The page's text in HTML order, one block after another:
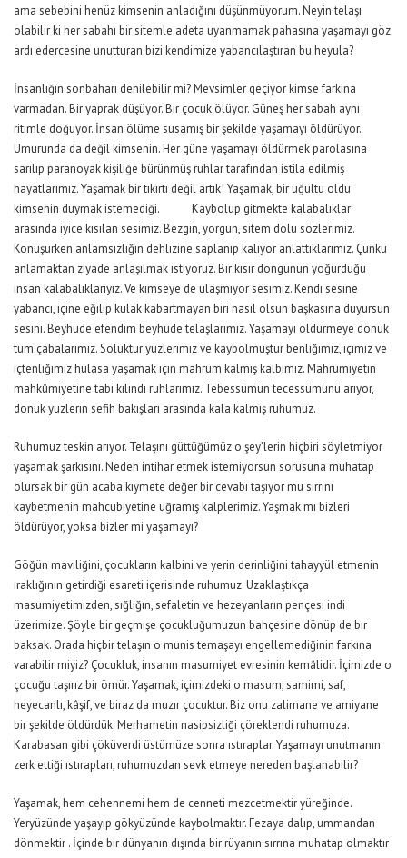
ama sebebini henüz kimsenin anladığını düşünmüyorum. Neyin telaşı
olabilir ki her sabahı bir sitemle adeta uyanmamak pahasına yaşamayı göz
ardı edercesine unutturan bizi kendimize yabancılaştıran bu heyula?
İnsanlığın sonbaharı denilebilir mi? Mevsimler geçiyor kimse farkına
varmadan. Bir yaprak düşüyor. Bir çocuk ölüyor. Güneş her sabah aynı
ritimle doğuyor. İnsan ölüme susamış bir şekilde yaşamayı öldürüyor.
Umurunda da değil kimsenin. Her güne yaşamayı öldürmek parolasına
sarılıp paranoyak kişiliğe bürünmüş ruhlar tarafından istila edilmiş
hayatlarımız. Yaşamak bir tıkırtı değil artık! Yaşamak, bir uğultu oldu
kimsenin duymak istemediği. Kaybolup gitmekte kalabalıklar
arasında iyice kısılan sesimiz. Bezgin, yorgun, sitem dolu sözlerimiz.
Konuşurken anlamsızlığın dehlizine saplanıp kalıyor anlattıklarımız. Çünkü
anlamaktan ziyade anlaşılmak istiyoruz. Bir kısır döngünün yoğurduğu
insan kalabalıklarıyız. Ve kimseye de ulaşmıyor sesimiz. Kendi sesine
yabancı, içine eğilip kulak kabartmayan biri nasıl olsun başkasına duyursun
sesini. Beyhude efendim beyhude telaşlarımız. Yaşamayı öldürmeye dönük
tüm çabalarımız. Soluktur yüzlerimiz ve kaybolmuştur benliğimiz, içimiz ve
içtenliğimiz hülasa yaşamak için mahrum kalmış kalbimiz. Mahrumiyetin
mahkûmiyetine tabi kılındı ruhlarımız. Tebessümün tecessümünü arıyor,
donuk yüzlerin sefih bakışları arasında kala kalmış ruhumuz.
Ruhumuz teskin arıyor. Telaşını güttüğümüz o şey’lerin hiçbiri söyletmiyor
yaşamak şarkısını. Neden intihar etmek istemiyorsun sorusuna muhatap
olursak bir gün acaba kıymete değer bir cevabı taşıyor mu sırrını
kaybetmenin mahcubiyetine uğramış kalplerimiz. Yaşmak mı bizleri
öldürüyor, yoksa bizler mi yaşamayı?
Göğün maviliğini, çocukların kalbini ve yerin derinliğini tahayyül etmenin
ıraklığının getirdiği esareti içerisinde ruhumuz. Uzaklaştıkça
masumiyetimizden, sığlığın, sefaletin ve hezeyanların pençesi indi
üzerimize. Şöyle bir geçmişe çocukluğumuzun bahçesine dönüp de bir
baksak. Orada hiçbir telaşın o munis temaşayı engellemediğinin farkına
varabilir miyiz? Çocukluk, insanın masumiyet evresinin kemâlidir. İçimizde o
çocuğu taşırız bir ömür. Yaşamak, içimizdeki o masum, samimi, saf,
heyecanlı, kâşif, ve biraz da muzır çocuktur. Biz onu zalimane ve amiyane
bir şekilde öldürdük. Merhametin nasipsizliği çöreklendi ruhumuza.
Karabasan gibi çöküverdi üstümüze sonra ıstıraplar. Yaşamayı unutmanın
zerk ettiği ıstırapları, ruhumuzdan sevk etmeye nereden başlanabilir?
Yaşamak, hem cehennemi hem de cenneti mezcetmektir yüreğinde.
Yeryüzünde yaşayıp gökyüzünde kaybolmaktır. Fezaya dalıp, ummandan
dönmektir . İçinde bir dünyanın dışında bir rüyanın sırrına muhatap olmaktır